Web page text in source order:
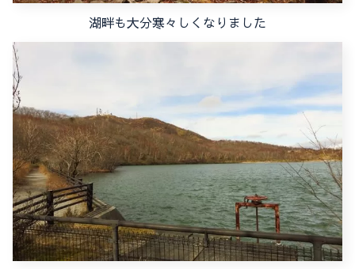
湖畔も大分寒々しくなりました